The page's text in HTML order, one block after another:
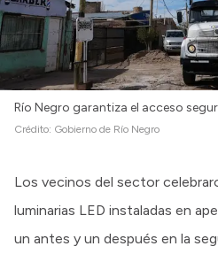
Río Negro garantiza el acceso
Crédito: Gobierno de Río Negro
Los vecinos del sector
luminarias LED instaladas en
un antes y un después en la